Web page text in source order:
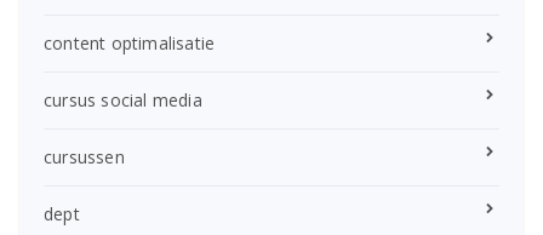
content optimalisatie
cursus social media
cursussen
dept